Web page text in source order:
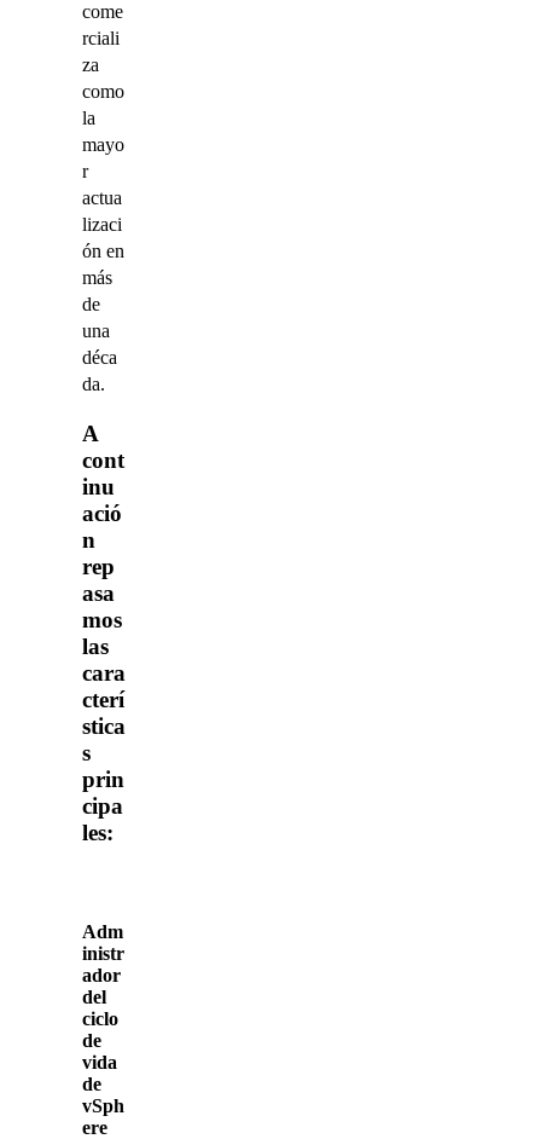
come
rciali
za
como
la
mayo
r
actua
lizaci
ón en
más
de
una
déca
da.
A
cont
inu
ació
n
rep
asa
mos
las
cara
cterí
stica
s
prin
cipa
les:
Adm
inistr
ador
del
ciclo
de
vida
de
vSph
ere